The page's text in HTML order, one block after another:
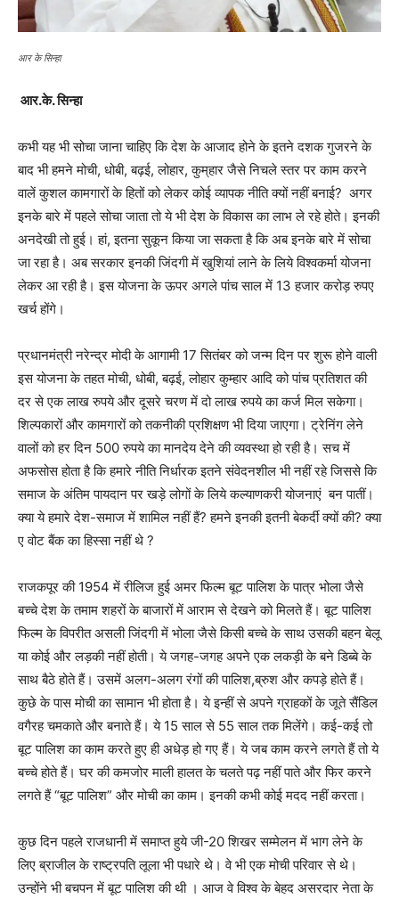
आर के सिन्हा
आर.के. सिन्हा
कभी यह भी सोचा जाना चाहिए कि देश के आजाद होने के इतने दशक गुजरने के
बाद भी हमने मोची, धोबी, बढ़ई, लोहार, कुम्हार जैसे निचले स्तर पर काम करने
वालें कुशल कामगारों के हितों को लेकर कोई व्यापक नीति क्यों नहीं बनाई? अगर
इनके बारे में पहले सोचा जाता तो ये भी देश के विकास का लाभ ले रहे होते। इनकी
अनदेखी तो हुई। हां, इतना सुकून किया जा सकता है कि अब इनके बारे में सोचा
जा रहा है। अब सरकार इनकी जिंदगी में खुशियां लाने के लिये विश्वकर्मा योजना
लेकर आ रही है। इस योजना के ऊपर अगले पांच साल में 13 हजार करोड़ रुपए
खर्च होंगे।
प्रधानमंत्री नरेन्द्र मोदी के आगामी 17 सितंबर को जन्म दिन पर शुरू होने वाली
इस योजना के तहत मोची, धोबी, बढ़ई, लोहार कुम्हार आदि को पांच प्रतिशत की
दर से एक लाख रुपये और दूसरे चरण में दो लाख रुपये का कर्ज मिल सकेगा।
शिल्पकारों और कामगारों को तकनीकी प्रशिक्षण भी दिया जाएगा। ट्रेनिंग लेने
वालों को हर दिन 500 रुपये का मानदेय देने की व्यवस्था हो रही है। सच में
अफसोस होता है कि हमारे नीति निर्धारक इतने संवेदनशील भी नहीं रहे जिससे कि
समाज के अंतिम पायदान पर खड़े लोगों के लिये कल्याणकरी योजनाएं बन पातीं।
क्या ये हमारे देश-समाज में शामिल नहीं हैं? हमने इनकी इतनी बेकर्दी क्यों की? क्या
ए वोट बैंक का हिस्सा नहीं थे ?
राजकपूर की 1954 में रीलिज हुई अमर फिल्म बूट पालिश के पात्र भोला जैसे
बच्चे देश के तमाम शहरों के बाजारों में आराम से देखने को मिलते हैं। बूट पालिश
फिल्म के विपरीत असली जिंदगी में भोला जैसे किसी बच्चे के साथ उसकी बहन बेलू
या कोई और लड़की नहीं होती। ये जगह-जगह अपने एक लकड़ी के बने डिब्बे के
साथ बैठे होते हैं। उसमें अलग-अलग रंगों की पालिश,ब्रुश और कपड़े होते हैं।
कुछे के पास मोची का सामान भी होता है। ये इन्हीं से अपने ग्राहकों के जूते सैंडिल
वगैरह चमकाते और बनाते हैं। ये 15 साल से 55 साल तक मिलेंगे। कई-कई तो
बूट पालिश का काम करते हुए ही अधेड़ हो गए हैं। ये जब काम करने लगते हैं तो ये
बच्चे होते हैं। घर की कमजोर माली हालत के चलते पढ़ नहीं पाते और फिर करने
लगते हैं “बूट पालिश” और मोची का काम। इनकी कभी कोई मदद नहीं करता।
कुछ दिन पहले राजधानी में समाप्त हुये जी-20 शिखर सम्मेलन में भाग लेने के
लिए ब्राजील के राष्ट्रपति लूला भी पधारे थे। वे भी एक मोची परिवार से थे।
उन्होंने भी बचपन में बूट पालिश की थी । आज वे विश्व के बेहद असरदार नेता के